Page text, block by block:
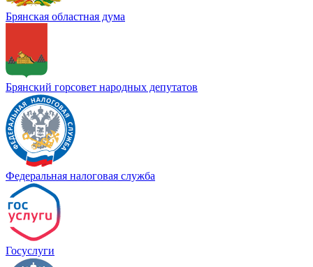
Брянская областная дума
Брянский горсовет народных депутатов
Федеральная налоговая служба
Госуслуги